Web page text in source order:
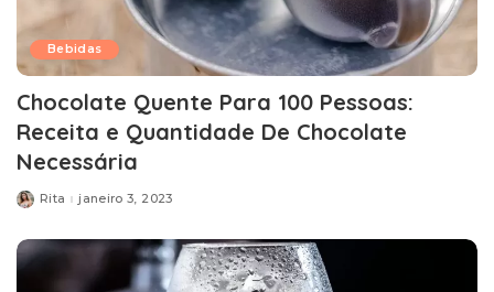
Bebidas
Chocolate Quente Para 100 Pessoas:
Receita e Quantidade De Chocolate
Necessária
Posted
Rita janeiro 3, 2023